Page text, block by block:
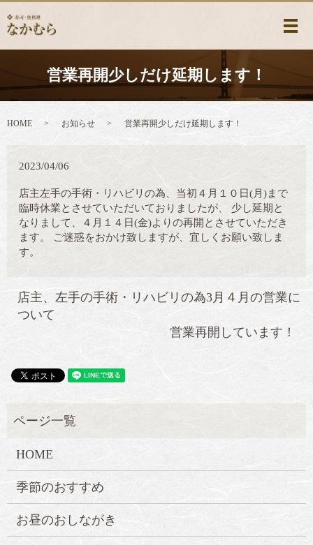
メ
営業再開少しだけ延期します！
HOME お知らせ 営業再開少しだけ延期します！
2023/04/06
店主左手の手術・リハビリの為、当初４月１０日(月)まで
臨時休業とさせていただいておりましたが、 少し延期と
なりまして、４月１４日(金)よりの再開とさせていただき
ます。 ご迷惑をおかけ致しますが、宜しくお願い致しま
す。
店主、左手の手術・リハビリの為3月４月の営業に
ついて
営業再開しています！
HOME
季節のおすすめ
お昼のおしながき